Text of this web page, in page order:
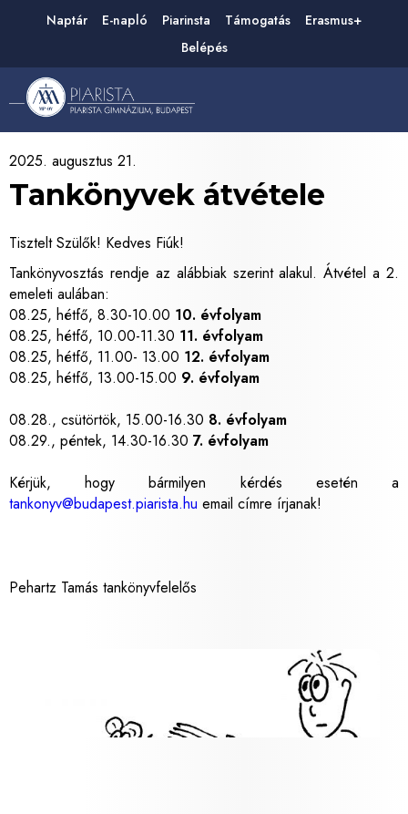
Naptár E-napló Piarinsta Támogatás
Erasmus+
Belépés
2025. augusztus 21.
Tankönyvek átvétele
Tisztelt Szülők! Kedves Fiúk!
Tankönyvosztás rendje az alábbiak szerint alakul. Átvétel a 2.
emeleti aulában:
08.25, hétfő, 8.30-10.00 10. évfolyam
08.25, hétfő, 10.00-11.30 11. évfolyam
08.25, hétfő, 11.00- 13.00 12. évfolyam
08.25, hétfő, 13.00-15.00 9. évfolyam
08.28., csütörtök, 15.00-16.30 8. évfolyam
08.29., péntek, 14.30-16.30 7. évfolyam
Kérjük, hogy bármilyen kérdés esetén a
tankonyv@budapest.piarista.hu email címre írjanak!
Pehartz Tamás tankönyvfelelős